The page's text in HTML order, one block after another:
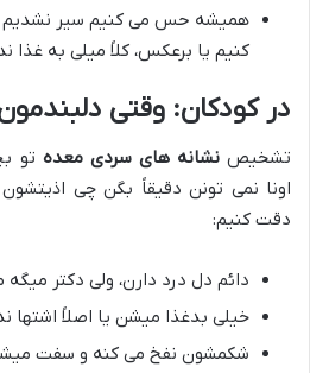
همیشه حس می کنیم سیر
کنیم یا برعکس، کلاً میلی به غذا
در کودکان: وقتی
تشخیصنشانه های سردی معده تو
اونا نمی تونن دقیقاً بگن چی
دقت کنیم:
دائم دل درد دارن، ولی دکتر
خیلی بدغذا میشن یا اصلاً اشتها
شکمشون نفخ می کنه و سفت